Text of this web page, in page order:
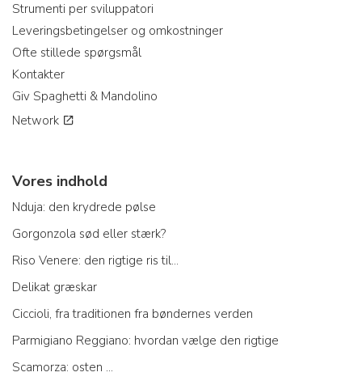
Strumenti per sviluppatori
Leveringsbetingelser og omkostninger
Ofte stillede spørgsmål
Kontakter
Giv Spaghetti & Mandolino
Network
Vores indhold
Nduja: den krydrede pølse
Gorgonzola sød eller stærk?
Riso Venere: den rigtige ris til...
Delikat græskar
Ciccioli, fra traditionen fra bøndernes verden
Parmigiano Reggiano: hvordan vælge den rigtige
Scamorza: osten ...